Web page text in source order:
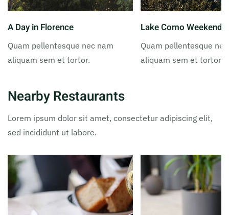
A Day in Florence
Quam pellentesque nec nam
aliquam sem et tortor.
Lake Como Weekend
Quam pellentesque
aliquam sem et tortor.
Nearby Restaurants
Lorem ipsum dolor sit amet, consectetur adipiscing elit,
sed incididunt ut labore.